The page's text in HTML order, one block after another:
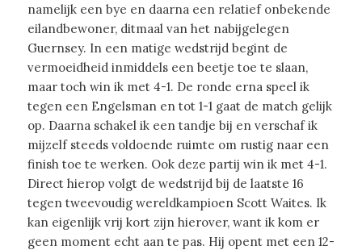
namelijk een bye en daarna een relatief onbekende
eilandbewoner, ditmaal van het nabijgelegen
Guernsey. In een matige wedstrijd begint de
vermoeidheid inmiddels een beetje toe te slaan,
maar toch win ik met 4-1. De ronde erna speel ik
tegen een Engelsman en tot 1-1 gaat de match gelijk
op. Daarna schakel ik een tandje bij en verschaf ik
mijzelf steeds voldoende ruimte om rustig naar een
finish toe te werken. Ook deze partij win ik met 4-1.
Direct hierop volgt de wedstrijd bij de laatste 16
tegen tweevoudig wereldkampioen Scott Waites. Ik
kan eigenlijk vrij kort zijn hierover, want ik kom er
geen moment echt aan te pas. Hij opent met een 12-